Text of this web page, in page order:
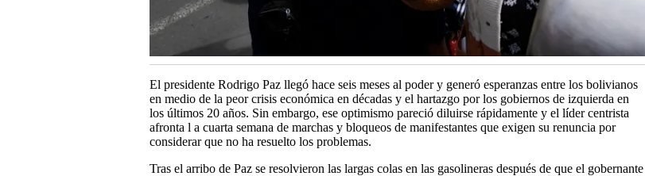
El presidente Rodrigo Paz llegó hace seis meses al poder y generó esperanzas entre los bolivianos
en medio de la peor crisis económica en décadas y el hartazgo por los gobiernos de izquierda en
los últimos 20 años. Sin embargo, ese optimismo pareció diluirse rápidamente y el líder centrista
afronta l a cuarta semana de marchas y bloqueos de manifestantes que exigen su renuncia por
considerar que no ha resuelto los problemas.
Tras el arribo de Paz se resolvieron las largas colas en las gasolineras después de que el gobernante